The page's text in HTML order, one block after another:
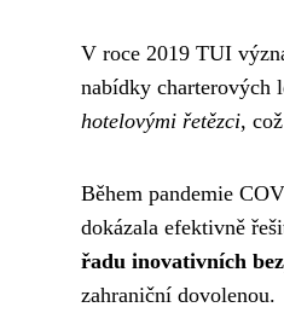
V roce 2019 TUI
nabídky charterových
hotelovými řetězci,
Během pandemie
dokázala efektivně
řadu inovativních
zahraniční dovolenou.